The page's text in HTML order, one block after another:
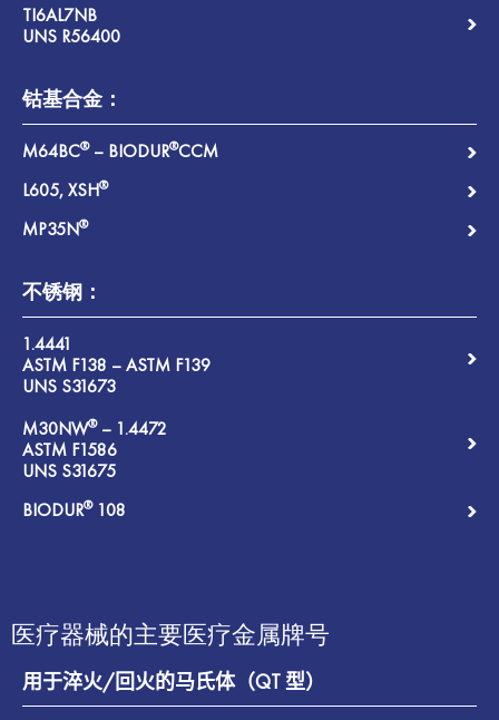
TI6AL7NB
UNS R56400
钴基合金：
M64BC®– BIODUR®CCM
L605, XSH®
MP35N®
不锈钢：
1.4441
ASTM F138 – ASTM F139
UNS S31673
M30NW®– 1.4472
ASTM F1586
UNS S31675
BIODUR®108
医疗器械的主要医疗金属牌号
用于淬火/回火的马氏体（QT 型）